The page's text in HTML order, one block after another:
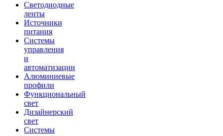
Светодиодные
ленты
Источники
питания
Системы
управления
и
автоматизации
Алюминиевые
профили
Функциональный
свет
Дизайнерский
свет
Системы